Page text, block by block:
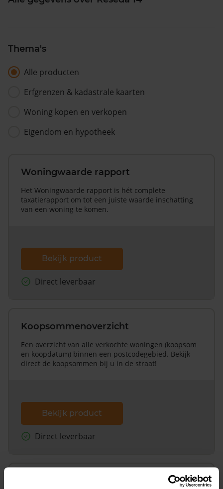
Thema's
Alle producten
Erfgrenzen & kadastrale kaarten
Woning kopen en verkopen
Eigendom en hypotheek
Woningwaarde rapport
Het Woningwaarde rapport is hét complete
taxatierapport om tot een juiste waarde inschatting
van een woning te komen.
Bekijk product
Direct leverbaar
Koopsommenoverzicht
Een overzicht van alle verkochte woningen (koopsom
en koopdatum) binnen een postcodegebied. Bekijk
direct de koopsommen bij u in de straat!
Bekijk product
Direct leverbaar
Koopsommenoverzicht (1 jaar gratis